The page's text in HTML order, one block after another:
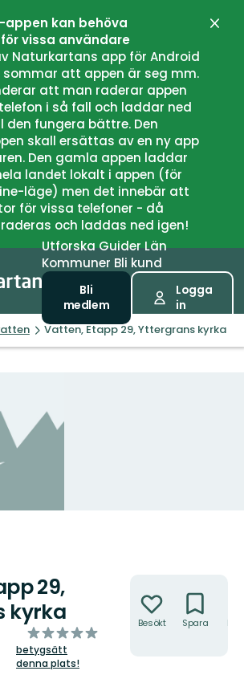
kan behöva
vissa användare
Naturkartans app för Android
att appen är seg mm.
att man raderar appen
i så fall och laddar ned
den fungera bättre. Den
skall ersättas av en ny app
Den gamla appen laddar
landet lokalt i appen (för
läge) men det innebär att
för vissa telefoner - då
och laddas ned igen!
UtforskaGuiderLän
Kommuner Bli kund
Bli
medlem
Logga
in
Vatten, Etapp 29, Yttergrans kyrka
29,
kyrka
av
5
stjärnor
betygsätt
denna plats!
Besökt Spara